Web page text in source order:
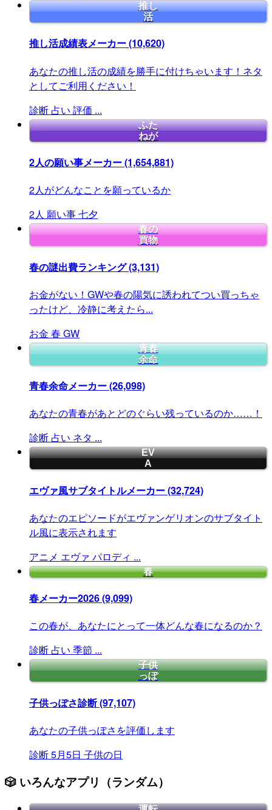
推し
活
推し活成績表メーカー(10,620)
あなたの推し活の成績を勝手に付けちゃいます！ネタ
としてご利用ください！
診断 占い 評価 ...
ふた
ねが
2人の願い事メーカー(1,654,881)
2人がどんなことを願っているか
2人 願い事七夕
春の
買物
春の謎出費ランキング(3,131)
お金がない！GWや春の陽気に誘われてつい買っちゃ
ったけど、冷静に考えたら...
お金 春 GW
青春
余命
青春余命メーカー(26,098)
あなたの青春があとどのぐらい残っているのか……！
診断 占い ネタ ...
EV
A
エヴァ風サブタイトルメーカー(32,724)
あなたのエピソードがエヴァンゲリオンのサブタイト
ル風に表示されます
アニメ エヴァ パロディ ...
春
春メーカー2026(9,099)
この春が、あなたにとって一体どんな春になるのか？
診断 占い 季節 ...
子供
っぽ
子供っぽさ診断(97,107)
あなたの子供っぽさを評価します
診断5月5日 子供の日
🎲 いろんなアプリ（ランダム）